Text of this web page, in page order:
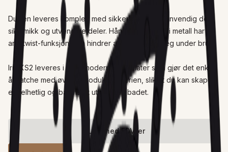
Dusjen leveres komplett med sikkerhetsboks, innvendig del,
siklemikk og utvendige deler. Hånddusjslangen i metall har
anti-twist-funksjon som hindrer at den tvinner seg under bruk.
Iris XS2 leveres i flere moderne overflater som gjør det enkelt
å matche med øvrige produkter i serien, slik at du kan skape
et helhetlig og balansert uttrykk på badet.
Last ned FDV-er